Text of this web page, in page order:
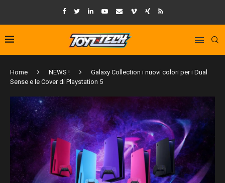
Home NEWS !
Galaxy Collection i nuovi colori per i Dual
Sense e le Cover di Playstation 5